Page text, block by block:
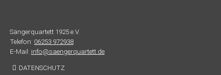
Sängerquartett 1925 e.V.
Telefon: 06253 972938
E-Mail: info@saengerquartett.de
DATENSCHUTZ